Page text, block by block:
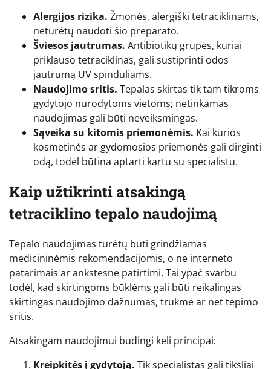
Alergijos rizika. Žmonės, alergiški tetraciklinams,
neturėtų naudoti šio preparato.
Šviesos jautrumas. Antibiotikų grupės, kuriai
priklauso tetraciklinas, gali sustiprinti odos
jautrumą UV spinduliams.
Naudojimo sritis. Tepalas skirtas tik tam tikroms
gydytojo nurodytoms vietoms; netinkamas
naudojimas gali būti neveiksmingas.
Sąveika su kitomis priemonėmis. Kai kurios
kosmetinės ar gydomosios priemonės gali dirginti
odą, todėl būtina aptarti kartu su specialistu.
Kaip užtikrinti atsakingą
tetraciklino tepalo naudojimą
Tepalo naudojimas turėtų būti grindžiamas
medicininėmis rekomendacijomis, o ne interneto
patarimais ar ankstesne patirtimi. Tai ypač svarbu
todėl, kad skirtingoms būklėms gali būti reikalingas
skirtingas naudojimo dažnumas, trukmė ar net tepimo
sritis.
Atsakingam naudojimui būdingi keli principai:
Kreipkitės į gydytoją. Tik specialistas gali tiksliai